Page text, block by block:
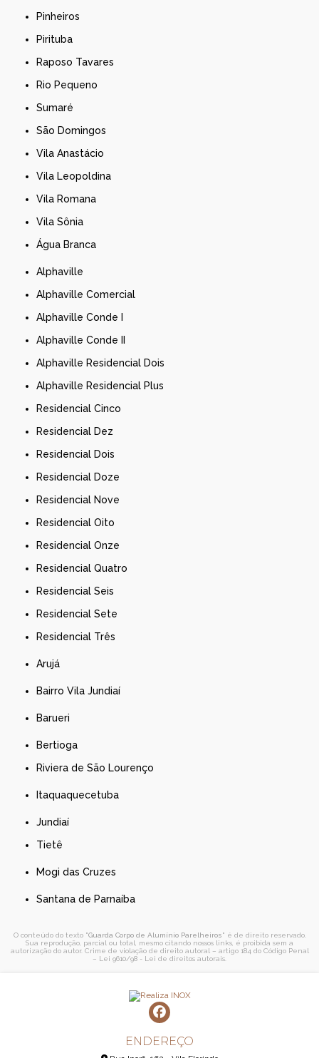
Pinheiros
Pirituba
Raposo Tavares
Rio Pequeno
Sumaré
São Domingos
Vila Anastácio
Vila Leopoldina
Vila Romana
Vila Sônia
Água Branca
Alphaville
Alphaville Comercial
Alphaville Conde I
Alphaville Conde II
Alphaville Residencial Dois
Alphaville Residencial Plus
Residencial Cinco
Residencial Dez
Residencial Dois
Residencial Doze
Residencial Nove
Residencial Oito
Residencial Onze
Residencial Quatro
Residencial Seis
Residencial Sete
Residencial Três
Arujá
Bairro Vila Jundiaí
Barueri
Bertioga
Riviera de São Lourenço
Itaquaquecetuba
Jundiaí
Tietê
Mogi das Cruzes
Santana de Parnaíba
O conteúdo do texto "Guarda Corpo de Alumínio Parelheiros" é de direito reservado.
Sua reprodução, parcial ou total, mesmo citando nossos links, é proibida sem a
autorização do autor. Crime de violação de direito autoral – artigo 184 do Código Penal
– Lei 9610/98 - Lei de direitos autorais
ENDEREÇO